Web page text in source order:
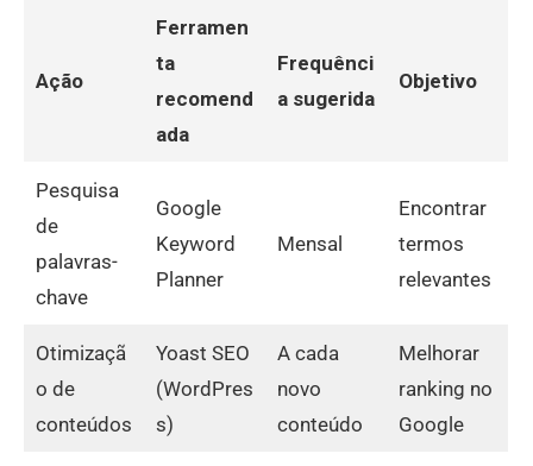
Ação
Ferramen
ta
recomend
ada
Frequênci
a sugerida
Objetivo
Pesquisa
de
palavras-
chave
Google
Keyword
Planner
Mensal
Encontrar
termos
relevantes
Otimizaçã
o de
conteúdos
Yoast SEO
(WordPres
s)
A cada
novo
conteúdo
Melhorar
ranking no
Google